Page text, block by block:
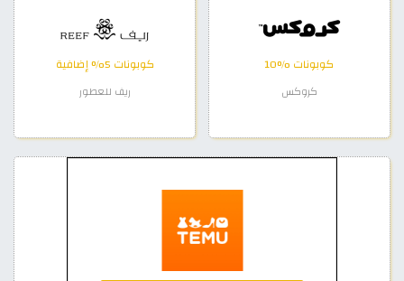
كوبونات %10
كروكس
كوبونات 5% إضافية
ريف للعطور